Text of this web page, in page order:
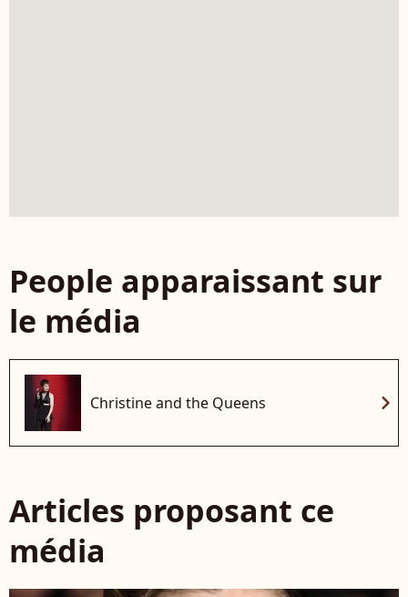
People apparaissant sur
le média
Christine and the Queens chevron_right
Articles proposant ce
média